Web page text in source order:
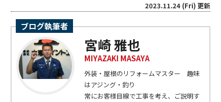
2023.11.24 (Fri) 更新
ブログ執筆者
宮崎 雅也
MIYAZAKI MASAYA
外装・屋根のリフォームマスター 趣味
はアジング・釣り
常にお客様目線で工事を考え、ご説明す